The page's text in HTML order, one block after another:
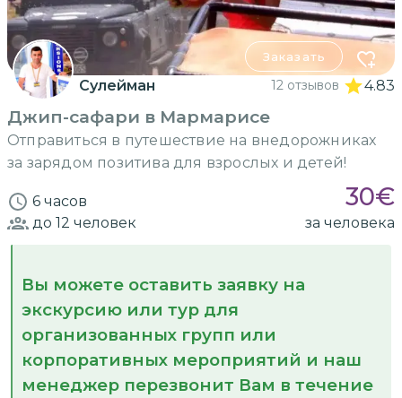
Заказать
Сулейман 12 отзывов 4.83
Джип-сафари в Мармарисе
Отправиться в путешествие на внедорожниках
за зарядом позитива для взрослых и детей!
6 часов 30€
до 12 человек за человека
Вы можете оставить заявку на
экскурсию или тур для
организованных групп или
корпоративных мероприятий и наш
менеджер перезвонит Вам в течение